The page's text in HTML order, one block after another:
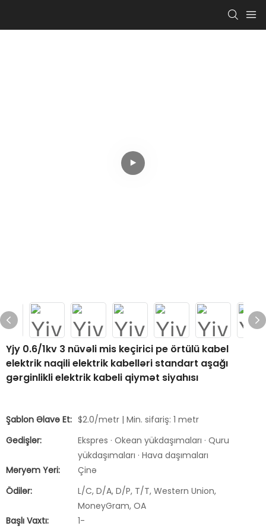
Yjy 0.6/1kv 3 nüvəli mis keçirici pe örtülü kabel
elektrik naqili elektrik kabelləri standart aşağı
gərginlikli elektrik kabeli qiymət siyahısı
Şablon Əlavə Et: $2.0/metr | Min. sifariş: 1 metr
Gedişlər:
Ekspres · Okean yükdaşımaları · Quru
yükdaşımaları · Hava daşımaları
Məryəm Yeri:
Çinə
Ödilər:
L/C, D/A, D/P, T/T, Western Union,
MoneyGram, OA
Başlı Vaxtı:
1-